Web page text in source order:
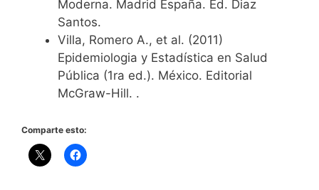
Moderna. Madrid España. Ed. Diaz
Santos.
Villa, Romero A., et al. (2011)
Epidemiologia y Estadística en Salud
Pública (1ra ed.). México. Editorial
McGraw-Hill. .
Comparte esto: